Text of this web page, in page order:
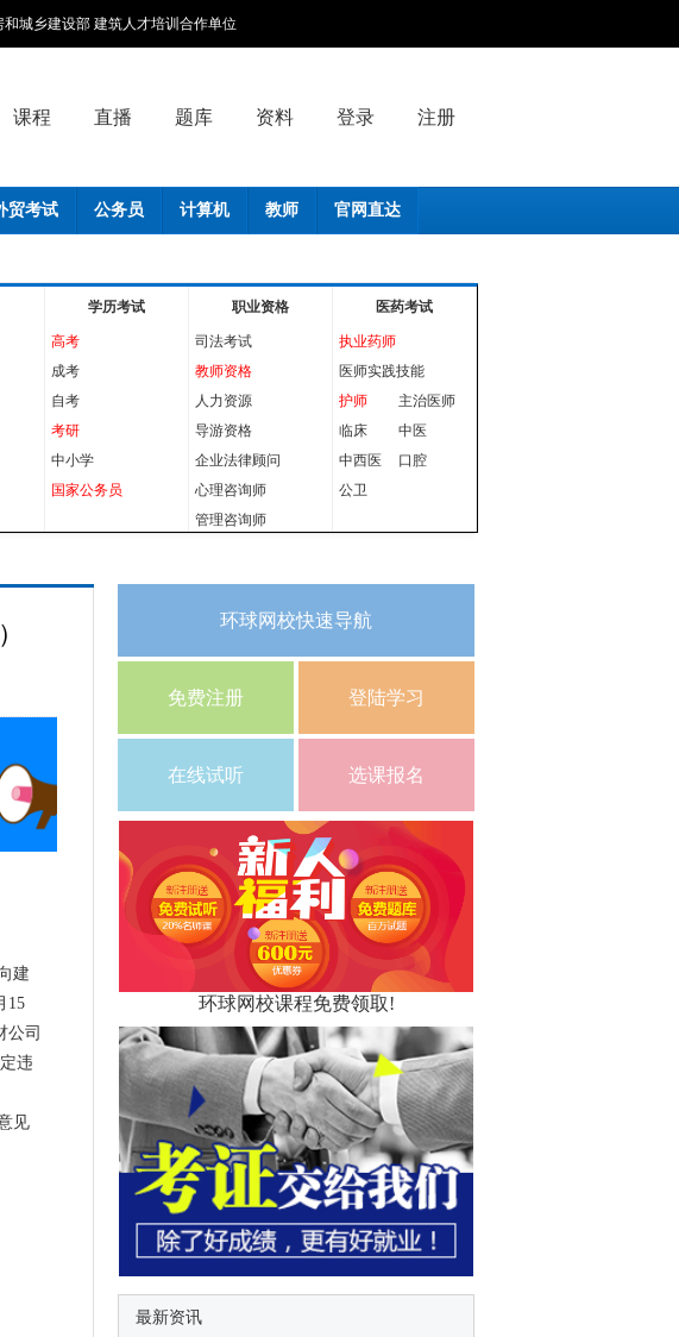
城乡建设部 建筑人才培训合作单位
课程 直播 题库 资料 登录 注册
贸考试 公务员 计算机 教师 官网直达
学历考试
高考
成考
自考
考研
中小学
国家公务员
职业资格
司法考试
教师资格
人力资源
导游资格
企业法律顾问
心理咨询师
管理咨询师
医药考试
执业药师
医师实践技能
护师
主治医师
临床
中医
中西医
口腔
公卫
建
15
公司
违
见
环球网校快速导航
免费注册 登陆学习
在线试听 选课报名
环球网校课程免费领取!
最新资讯